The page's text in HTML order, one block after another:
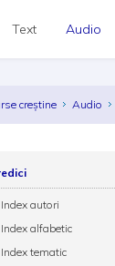
Text Audio
creștine Audio
Index autori
Index alfabetic
Index tematic